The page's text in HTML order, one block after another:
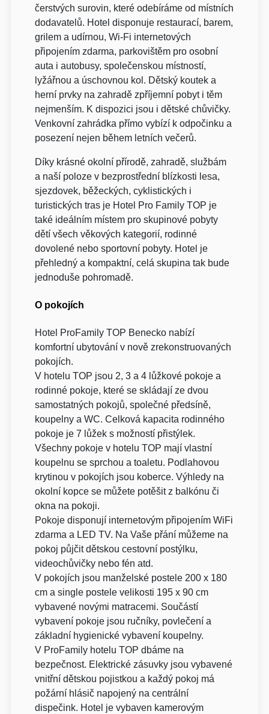
čerstvých surovin, které odebíráme od místních
dodavatelů. Hotel disponuje restaurací, barem,
grilem a udírnou, Wi-Fi internetových
připojením zdarma, parkovištěm pro osobní
auta i autobusy, společenskou místností,
lyžářnou a úschovnou kol. Dětský koutek a
herní prvky na zahradě zpříjemní pobyt i těm
nejmenším. K dispozici jsou i dětské chůvičky.
Venkovní zahrádka přímo vybízí k odpočinku a
posezení nejen během letních večerů.
Díky krásné okolní přírodě, zahradě, službám
a naší poloze v bezprostřední blízkosti lesa,
sjezdovek, běžeckých, cyklistických i
turistických tras je Hotel Pro Family TOP je
také ideálním místem pro skupinové pobyty
dětí všech věkových kategorií, rodinné
dovolené nebo sportovní pobyty. Hotel je
přehledný a kompaktní, celá skupina tak bude
jednoduše pohromadě.
O pokojích
Hotel ProFamily TOP Benecko nabízí
komfortní ubytování v nově zrekonstruovaných
pokojích.
V hotelu TOP jsou 2, 3 a 4 lůžkové pokoje a
rodinné pokoje, které se skládají ze dvou
samostatných pokojů, společné předsíně,
koupelny a WC. Celková kapacita rodinného
pokoje je 7 lůžek s možností přistýlek.
Všechny pokoje v hotelu TOP mají vlastní
koupelnu se sprchou a toaletu. Podlahovou
krytinou v pokojích jsou koberce. Výhledy na
okolní kopce se můžete potěšit z balkónu či
okna na pokoji.
Pokoje disponují internetovým připojením WiFi
zdarma a LED TV. Na Vaše přání můžeme na
pokoj půjčit dětskou cestovní postýlku,
videochůvičky nebo fén atd.
V pokojích jsou manželské postele 200 x 180
cm a single postele velikosti 195 x 90 cm
vybavené novými matracemi. Součástí
vybavení pokoje jsou ručníky, povlečení a
základní hygienické vybavení koupelny.
V ProFamily hotelu TOP dbáme na
bezpečnost. Elektrické zásuvky jsou vybavené
vnitřní dětskou pojistkou a každý pokoj má
požární hlásič napojený na centrální
dispečink. Hotel je vybaven kamerovým